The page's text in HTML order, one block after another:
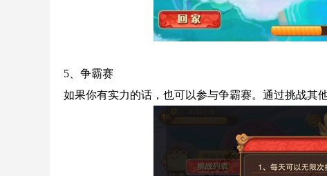
5、争霸赛
如果你有实力的话，也可以参与争霸赛。通过挑战其